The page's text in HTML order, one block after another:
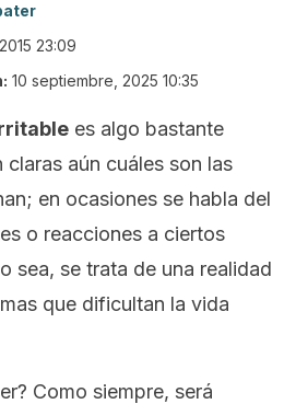
23:09
10 septiembre, 2025 10:35
es algo bastante
aún cuáles son las
en ocasiones se habla del
o reacciones a ciertos
sea, se trata de una realidad
que dificultan la vida
Como siempre, será